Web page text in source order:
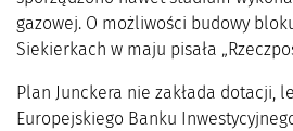
gazowej. O możliwości budowy
Siekierkach w maju pisała
Plan Junckera nie zakłada dotacji,
Europejskiego Banku